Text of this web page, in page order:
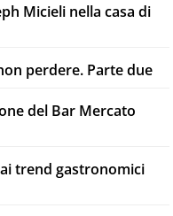
Micieli nella casa di
perdere. Parte due
del Bar Mercato
trend gastronomici